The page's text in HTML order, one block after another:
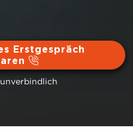
Erstgespräch
unverbindlich